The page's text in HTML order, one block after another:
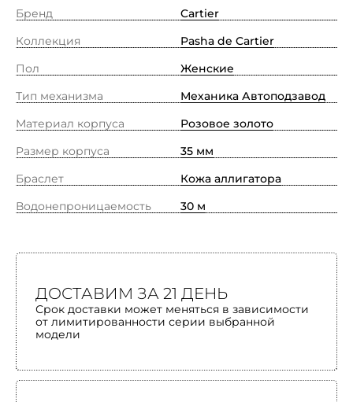
Бренд
Cartier
Коллекция
Pasha de Cartier
Пол
Женские
Тип механизма
Механика Автоподзавод
Материал корпуса
Розовое золото
Размер корпуса
35 мм
Браслет
Кожа аллигатора
Водонепроницаемость
30 м
ДОСТАВИМ ЗА 21 ДЕНЬ
Срок доставки может меняться в зависимости
от лимитированности серии выбранной
модели